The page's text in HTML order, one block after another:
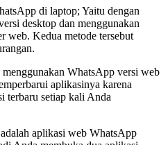
di laptop; Yaitu dengan
desktop dan menggunakan
web. Kedua metode tersebut
WhatsApp versi web
aplikasinya karena
terbaru setiap kali Anda
aplikasi web WhatsApp